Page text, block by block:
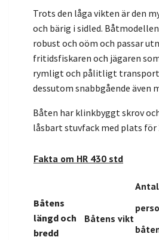
Trots den låga vikten är den
och bärig i sidled.
robust och oöm och passar
fritidsfiskaren och jägaren
rymligt och pålitligt
dessutom snabbgående även
Båten har klinkbyggt skrov
låsbart stuvfack med plats
Fakta om HR 430 std
Båtens
längd och
bredd
Båtens vikt
Antal